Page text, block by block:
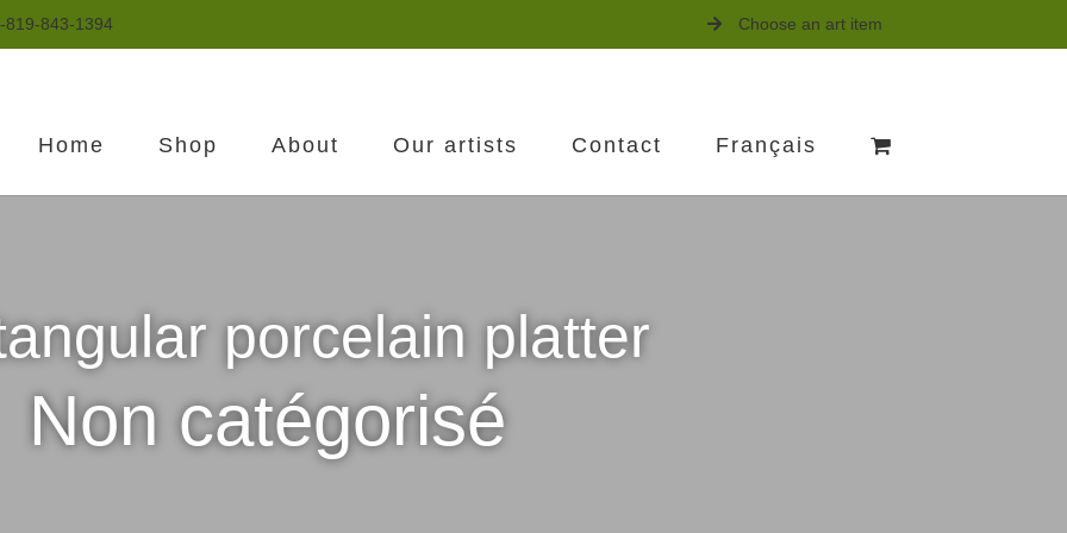
819-843-1394 Choose an art item
Home Shop About Our artists Contact Français
porcelain platter
Non catégorisé